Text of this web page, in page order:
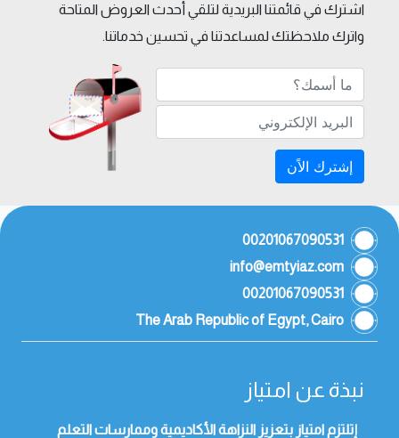
اشترك في قائمتنا البريدية لتلقي أحدث العروض المتاحة
واترك ملاحظتك لمساعدتنا في تحسين خدماتنا.
إشترك الاًن
00201067090531
info@emtyiaz.com
00201067090531
The Arab Republic of Egypt, Cairo
نبذة عن امتياز
إتلتزم امتياز بتعزيز النزاهة الأكاديمية وممارسات التعلم